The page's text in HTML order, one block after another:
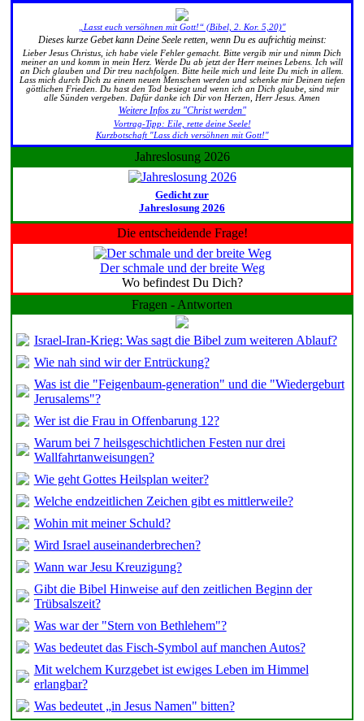
„Lasst euch versöhnen mit Gott!“ (Bibel, 2. Kor. 5,20)"
Dieses kurze Gebet kann Deine Seele retten, wenn Du es aufrichtig meinst:
Lieber Jesus Christus, ich habe viele Fehler gemacht. Bitte vergib mir und nimm Dich
meiner an und komm in mein Herz. Werde Du ab jetzt der Herr meines Lebens. Ich will
an Dich glauben und Dir treu nachfolgen. Bitte heile mich und leite Du mich in allem.
Lass mich durch Dich zu einem neuen Menschen werden und schenke mir Deinen tiefen
göttlichen Frieden. Du hast den Tod besiegt und wenn ich an Dich glaube, sind mir
alle Sünden vergeben. Dafür danke ich Dir von Herzen, Herr Jesus. Amen
Weitere Infos zu "Christ werden"
Vortrag-Tipp: Eile, rette deine Seele!
Kurzbotschaft "Lass dich versöhnen mit Gott!"
Jahreslosung 2026
Gedicht zur
Jahreslosung 2026
Die entscheidende Frage!
Der schmale und der breite Weg
Wo befindest Du Dich?
Fragen - Antworten
Israel-Iran-Krieg: Was sagt die Bibel zum weiteren Ablauf?
Wie nah sind wir der Entrückung?
Was ist die "Feigenbaum-generation" und die "Wiedergeburt
Jerusalems"?
Wer ist die Frau in Offenbarung 12?
Warum bei 7 heilsgeschichtlichen Festen nur drei
Wallfahrtanweisungen?
Wie geht Gottes Heilsplan weiter?
Welche endzeitlichen Zeichen gibt es mittlerweile?
Wohin mit meiner Schuld?
Wird Israel auseinanderbrechen?
Wann war Jesu Kreuzigung?
Gibt die Bibel Hinweise auf den zeitlichen Beginn der
Trübsalszeit?
Was war der "Stern von Bethlehem"?
Was bedeutet das Fisch-Symbol auf manchen Autos?
Mit welchem Kurzgebet ist ewiges Leben im Himmel
erlangbar?
Was bedeutet „in Jesus Namen" bitten?